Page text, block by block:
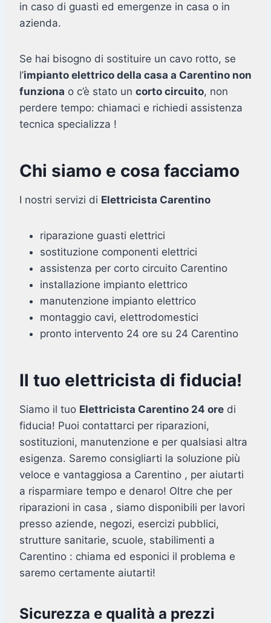
in caso di guasti ed emergenze in casa o in
azienda.
Se hai bisogno di sostituire un cavo rotto, se
l’impianto elettrico della casa a Carentino non
funziona o c’è stato un corto circuito, non
perdere tempo: chiamaci e richiedi assistenza
tecnica specializza !
Chi siamo e cosa facciamo
I nostri servizi di Elettricista Carentino
riparazione guasti elettrici
sostituzione componenti elettrici
assistenza per corto circuito Carentino
installazione impianto elettrico
manutenzione impianto elettrico
montaggio cavi, elettrodomestici
pronto intervento 24 ore su 24 Carentino
Il tuo elettricista di fiducia!
Siamo il tuo Elettricista Carentino 24 ore di
fiducia! Puoi contattarci per riparazioni,
sostituzioni, manutenzione e per qualsiasi altra
esigenza. Saremo consigliarti la soluzione più
veloce e vantaggiosa a Carentino , per aiutarti
a risparmiare tempo e denaro! Oltre che per
riparazioni in casa , siamo disponibili per lavori
presso aziende, negozi, esercizi pubblici,
strutture sanitarie, scuole, stabilimenti a
Carentino : chiama ed esponici il problema e
saremo certamente aiutarti!
Sicurezza e qualità a prezzi